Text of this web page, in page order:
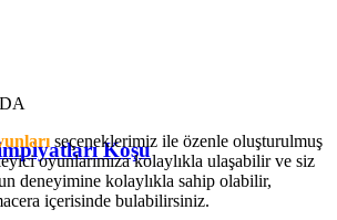
Koşu
seçeneklerimiz ile özenle oluşturulmuş
oyunlarımıza kolaylıkla ulaşabilir ve siz
deneyimine kolaylıkla sahip olabilir,
içerisinde bulabilirsiniz.